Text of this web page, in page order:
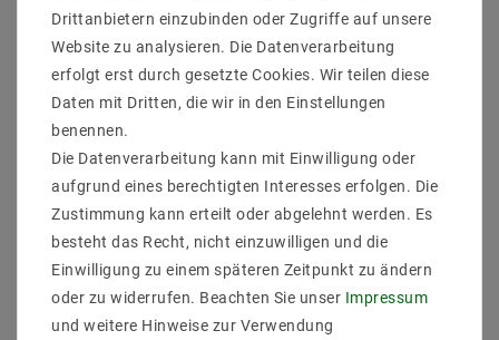
Sicher
einkaufen
Schnelle
Lieferung
Kostenlose
Beratung
Beschreibung
Drittanbietern einzubinden oder Zugriffe auf unsere
Website zu analysieren. Die Datenverarbeitung
erfolgt erst durch gesetzte Cookies. Wir teilen diese
Daten mit Dritten, die wir in den Einstellungen
benennen.
Die Datenverarbeitung kann mit Einwilligung oder
aufgrund eines berechtigten Interesses erfolgen. Die
Zustimmung kann erteilt oder abgelehnt werden. Es
besteht das Recht, nicht einzuwilligen und die
Einwilligung zu einem späteren Zeitpunkt zu ändern
oder zu widerrufen. Beachten Sie unser Impressum
und weitere Hinweise zur Verwendung